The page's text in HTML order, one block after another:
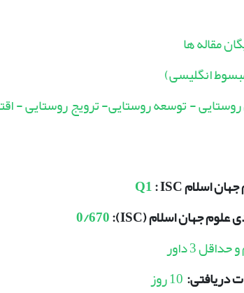
مقاله ها
انگلیسی)
روستایی - توسعه روستایی- ترویج روستایی -
جهان اسلام
Q1: ISC
علوم جهان اسلام(ISC):
0/670
3 داور
دریافتی:10 روز